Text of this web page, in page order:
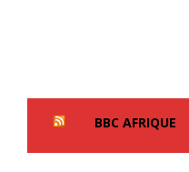
BBC AFRIQUE